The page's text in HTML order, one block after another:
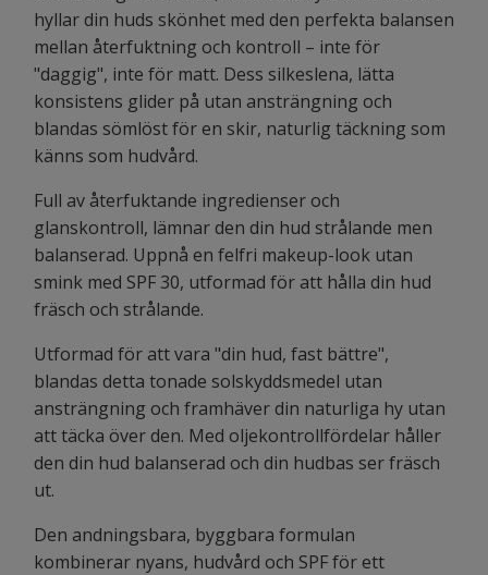
hyllar din huds skönhet med den perfekta balansen
mellan återfuktning och kontroll – inte för
"daggig", inte för matt. Dess silkeslena, lätta
konsistens glider på utan ansträngning och
blandas sömlöst för en skir, naturlig täckning som
känns som hudvård.
Full av återfuktande ingredienser och
glanskontroll, lämnar den din hud strålande men
balanserad. Uppnå en felfri makeup-look utan
smink med SPF 30, utformad för att hålla din hud
fräsch och strålande.
Utformad för att vara "din hud, fast bättre",
blandas detta tonade solskyddsmedel utan
ansträngning och framhäver din naturliga hy utan
att täcka över den. Med oljekontrollfördelar håller
den din hud balanserad och din hudbas ser fräsch
ut.
Den andningsbara, byggbara formulan
kombinerar nyans, hudvård och SPF för ett